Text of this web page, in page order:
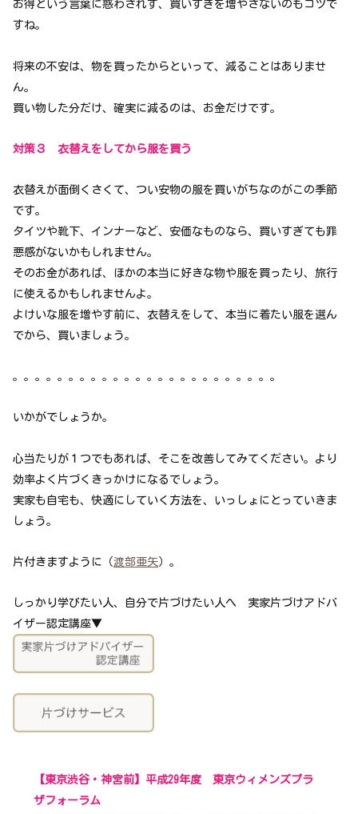
お得という言葉に惑わされず、買いすぎを増やさないのもコツで
すね。
将来の不安は、物を買ったからといって、減ることはありませ
ん。
買い物した分だけ、確実に減るのは、お金だけです。
対策３ 衣替えをしてから服を買う
衣替えが面倒くさくて、つい安物の服を買いがちなのがこの季節
です。
タイツや靴下、インナーなど、安価なものなら、買いすぎても罪
悪感がないかもしれません。
そのお金があれば、ほかの本当に好きな物や服を買ったり、旅行
に使えるかもしれませんよ。
よけいな服を増やす前に、衣替えをして、本当に着たい服を選ん
でから、買いましょう。
。。。。。。。。。。。。。。。。。。。。。。。。
いかがでしょうか。
心当たりが１つでもあれば、そこを改善してみてください。より
効率よく片づくきっかけになるでしょう。
実家も自宅も、快適にしていく方法を、いっしょにとっていきま
しょう。
片付きますように（渡部亜矢）。
しっかり学びたい人、自分で片づけたい人へ 実家片づけアドバ
イザー認定講座▼
【東京渋谷・神宮前】平成29年度 東京ウィメンズプラ
ザフォーラム